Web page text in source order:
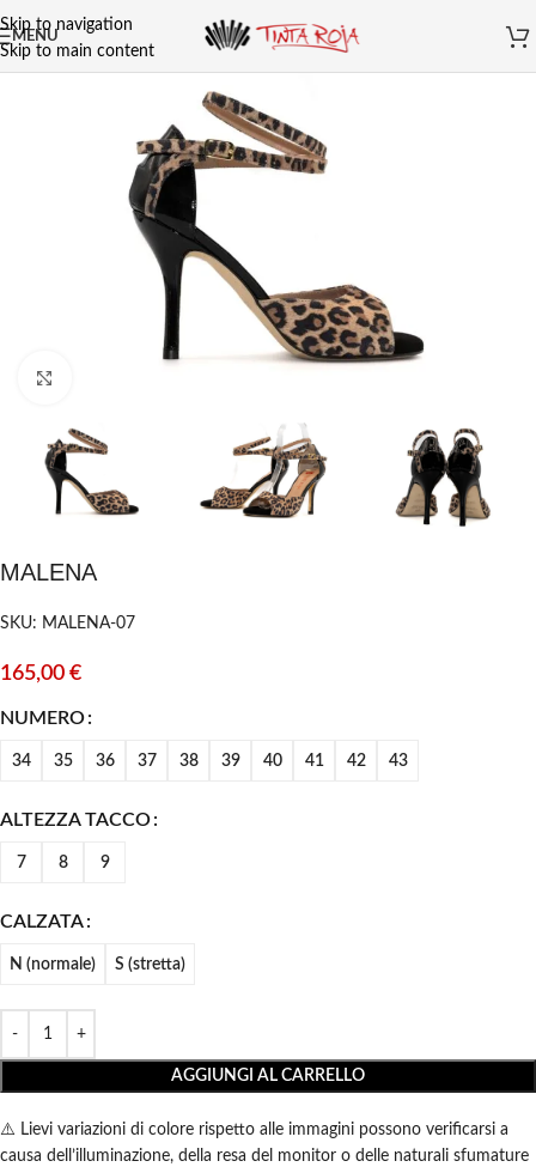
Skip to navigation
Skip to main content
MENU
MALENA
SKU: MALENA-07
165,00 €
NUMERO
34 35 36 37 38 39 40 41 42 43
ALTEZZA TACCO
7 8 9
CALZATA
N (normale) S (stretta)
AGGIUNGI AL CARRELLO
⚠️ Lievi variazioni di colore rispetto alle immagini possono verificarsi a
causa dell’illuminazione, della resa del monitor o delle naturali sfumature